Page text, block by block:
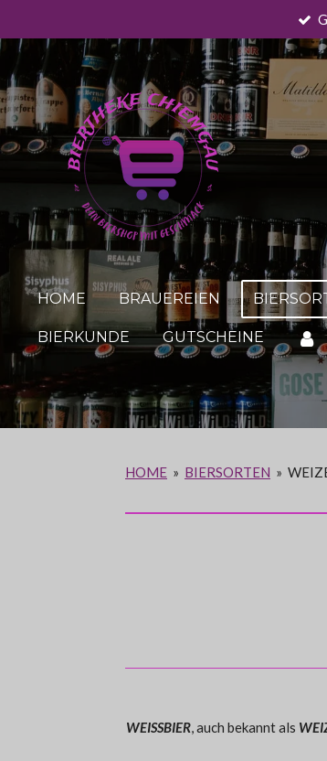
Hauptinhalt
springen
HOME BRAUEREIEN
BIERKUNDE GUTSCHEINE
HOME » BIERSORTEN »
WEISSBIER , auch bekannt als